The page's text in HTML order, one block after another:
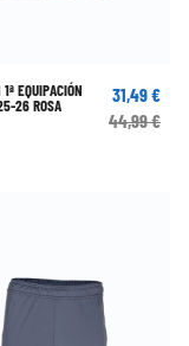
EQUIPACIÓN
26 ROSA
31,49 €
44,99 €